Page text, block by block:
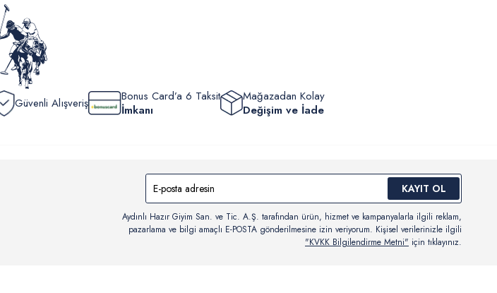
Güvenli Alışveriş
Bonus Card’a 6 Taksit
İmkanı
Mağazadan Kolay
Değişim ve İade
KAYIT OL
Aydınlı Hazır Giyim San. ve Tic. A.Ş. tarafından ürün, hizmet ve kampanyalarla ilgili reklam,
pazarlama ve bilgi amaçlı E-POSTA gönderilmesine izin veriyorum. Kişisel verilerinizle ilgili
"KVKK Bilgilendirme Metni" için tıklayınız.